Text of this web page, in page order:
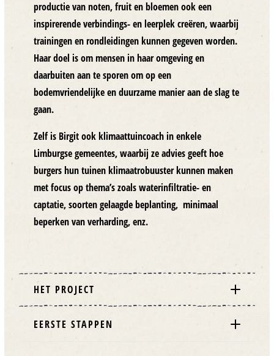
productie van noten, fruit en bloemen ook een
inspirerendeverbindings- en leerplekcreëren, waarbij
trainingen en rondleidingen kunnen gegeven worden.
Haar doel is om mensen in haar omgeving en
daarbuiten aan te sporen om op een
bodemvriendelijke en duurzame manier aan de slag te
gaan.
Zelf is Birgit ookklimaattuincoachin enkele
Limburgse gemeentes, waarbij ze advies geeft hoe
burgers hun tuinen klimaatrobuuster kunnen maken
met focus op thema’s zoals waterinfiltratie- en
captatie, soorten gelaagde beplanting, minimaal
beperken van verharding, enz.
HET PROJECT
EERSTE STAPPEN